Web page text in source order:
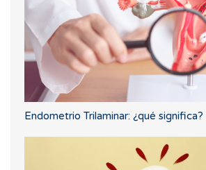
Endometrio Trilaminar: ¿qué significa?